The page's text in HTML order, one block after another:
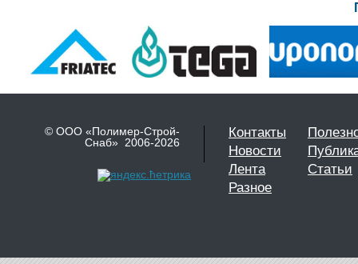
© ООО «Полимер-Строй-
Снаб» 2006-2026
Контакты
Новости
Лента
Статьи
Разное